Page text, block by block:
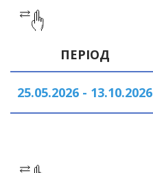
ПЕРІОД
25.05.2026 - 13.10.2026